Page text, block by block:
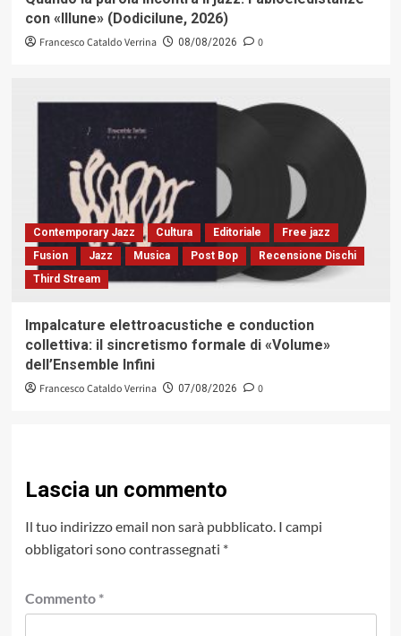
con «Illune» (Dodicilune, 2026)
Francesco Cataldo Verrina 08/08/2026 0
Contemporary Jazz Cultura Editoriale
Free jazz
Fusion
Jazz Musica Post Bop
Recensione Dischi
Third Stream
Impalcature elettroacustiche e conduction
collettiva: il sincretismo formale di «Volume»
dell’Ensemble Infini
Francesco Cataldo Verrina 07/08/2026 0
Lascia un commento
Il tuo indirizzo email non sarà pubblicato. I campi
obbligatori sono contrassegnati *
Commento *